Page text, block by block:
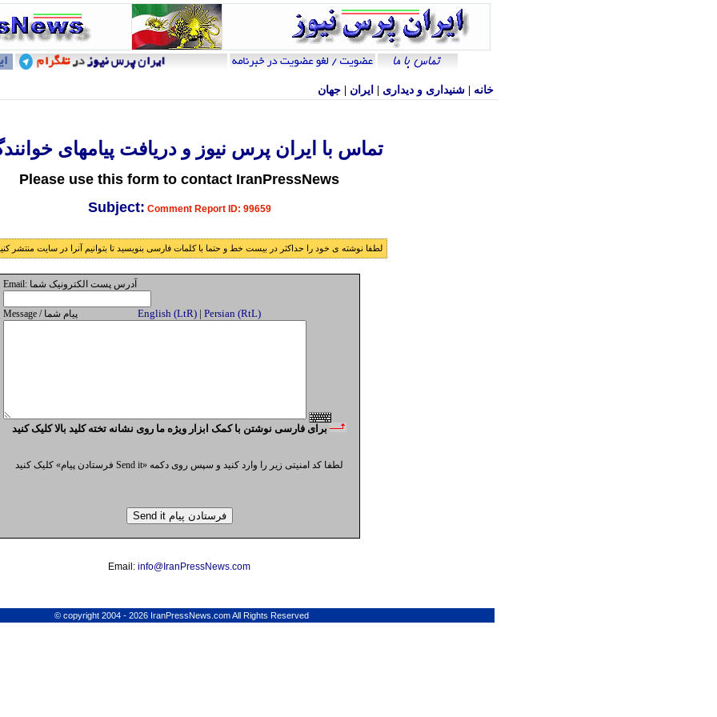
خانه |شنيداری و ديداری ایران |جهان
تماس با ايران پرس نيوز و دريافت پيامهای
Please use this form to contact IranPressNews
Subject: Comment Report ID: 99659
لطفا نوشته ی خود را حداکثر در بيست خط و حتما با کلمات فارسی بنويسيد تا بتوانيم آنرا در سايت منتشر
Email: آدرس پست الکترونيک شما
English (LtR) | Persian (RtL)
لطفا کد امنیتی زیر را وارد کنید و سپس روی دکمه «Send it فرستادن پیام» کلیک کنید
Email: info@IranPressNews.com
© copyright 2004 - 2026 IranPressNews.com All Rights Reserved